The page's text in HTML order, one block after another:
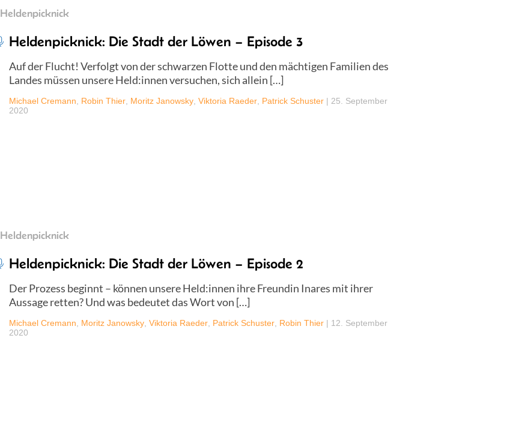
Heldenpicknick
Heldenpicknick: Die Stadt der Löwen – Episode 3
Auf der Flucht! Verfolgt von der schwarzen Flotte und den mächtigen Familien des
Landes müssen unsere Held:innen versuchen, sich allein […]
Michael Cremann Robin Thier Moritz Janowsky Viktoria Raeder Patrick Schuster | 25. September
2020
Heldenpicknick
Heldenpicknick: Die Stadt der Löwen – Episode 2
Der Prozess beginnt – können unsere Held:innen ihre Freundin Inares mit ihrer
Aussage retten? Und was bedeutet das Wort von […]
Michael Cremann Moritz Janowsky Viktoria Raeder Patrick Schuster Robin Thier | 12. September
2020